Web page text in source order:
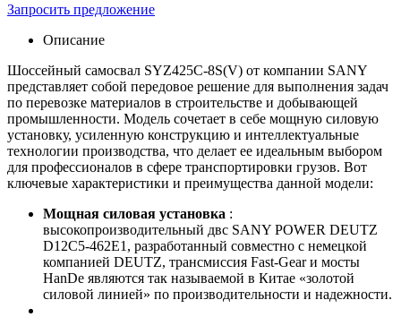
Запросить предложение
Описание
Шоссейный самосвал SYZ425C-8S(V) от компании SANY
представляет собой передовое решение для выполнения задач
по перевозке материалов в строительстве и добывающей
промышленности. Модель сочетает в себе мощную силовую
установку, усиленную конструкцию и интеллектуальные
технологии производства, что делает ее идеальным выбором
для профессионалов в сфере транспортировки грузов. Вот
ключевые характеристики и преимущества данной модели:
Мощная силовая установка :
высокопроизводительный двс SANY POWER DEUTZ
D12C5-462E1, разработанный совместно с немецкой
компанией DEUTZ, трансмиссия Fast-Gear и мосты
HanDe являются так называемой в Китае «золотой
силовой линией» по производительности и надежности.